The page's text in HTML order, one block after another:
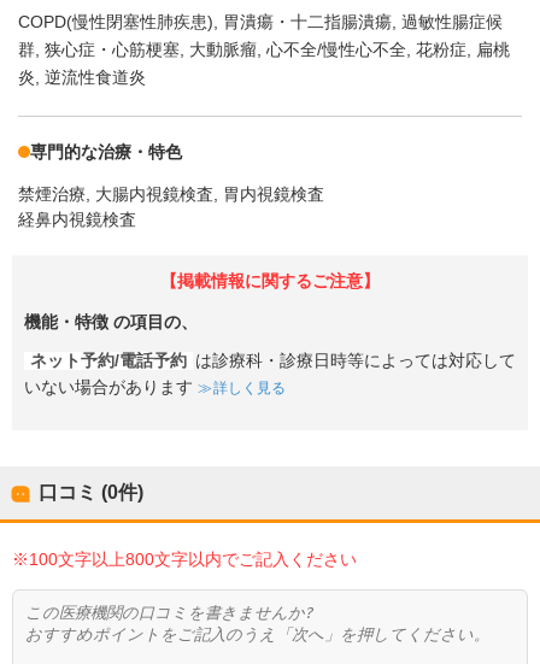
COPD(慢性閉塞性肺疾患) 胃潰瘍・十二指腸潰瘍 過敏性腸症候
群 狭心症・心筋梗塞 大動脈瘤 心不全/慢性心不全 花粉症
扁桃
炎 逆流性食道炎
専門的な治療・特色
禁煙治療 大腸内視鏡検査
胃内視鏡検査
経鼻内視鏡検査
【掲載情報に関するご注意】
機能・特徴 の項目の、
ネット予約/電話予約 は診療科・診療日時等によっては対応して
いない場合があります
詳しく見る
口コミ (0件)
※100文字以上800文字以内でご記入ください